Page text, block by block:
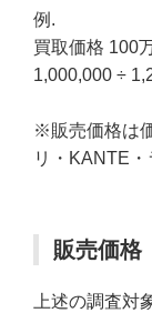
例.
買取価格 100
1,000,000 ÷
※販売価格は
リ・KANTE・
販売価格
上述の調査対